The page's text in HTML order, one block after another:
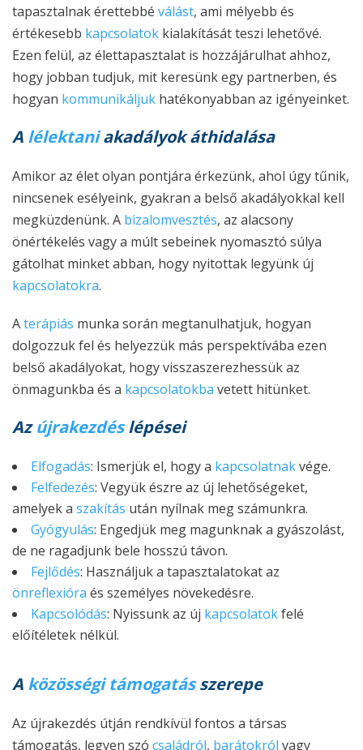
tapasztalnak érettebbé válást, ami mélyebb és
értékesebb kapcsolatok kialakítását teszi lehetővé.
Ezen felül, az élettapasztalat is hozzájárulhat ahhoz,
hogy jobban tudjuk, mit keresünk egy partnerben, és
hogyan kommunikáljuk hatékonyabban az igényeinket.
A lélektaniakadályok áthidalása
Amikor az élet olyan pontjára érkezünk, ahol úgy tűnik,
nincsenek esélyeink, gyakran a belső akadályokkal kell
megküzdenünk. A bizalomvesztés, az alacsony
önértékelés vagy a múlt sebeinek nyomasztó súlya
gátolhat minket abban, hogy nyitottak legyünk új
kapcsolatokra.
Aterápiás munka során megtanulhatjuk, hogyan
dolgozzuk fel és helyezzük más perspektívába ezen
belső akadályokat, hogy visszaszerezhessük az
önmagunkba és a kapcsolatokba vetett hitünket.
Azújrakezdéslépései
Elfogadás: Ismerjük el, hogy a kapcsolatnakvége.
Felfedezés: Vegyük észre az új lehetőségeket,
amelyek a szakítás után nyílnak meg számunkra.
Gyógyulás: Engedjük meg magunknak a gyászolást,
de ne ragadjunk bele hosszú távon.
Fejlődés: Használjuk a tapasztalatokat az
önreflexióra és személyes növekedésre.
Kapcsolódás: Nyissunk az új kapcsolatokfelé
előítéletek nélkül.
A közösségi támogatásszerepe
Az újrakezdés útján rendkívül fontos a társas
támogatás, legyen szó családról, barátokról vagy